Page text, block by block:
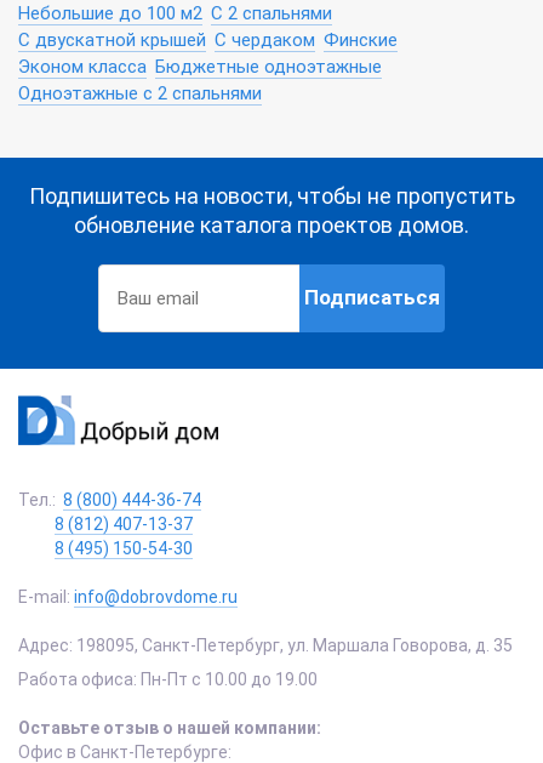
Небольшие до 100 м2 С 2 спальнями
С двускатной крышей С чердаком Финские
Эконом класса Бюджетные одноэтажные
Одноэтажные с 2 спальнями
Подпишитесь на новости, чтобы не пропустить
обновление каталога проектов домов.
Подписаться
Тел.: 8 (800) 444-36-74
8 (812) 407-13-37
8 (495) 150-54-30
E-mail: info@dobrovdome.ru
Адрес: 198095, Санкт-Петербург, ул. Маршала Говорова, д. 35
Работа офиса: Пн-Пт с 10.00 до 19.00
Оставьте отзыв о нашей компании:
Офис в Санкт-Петербурге: